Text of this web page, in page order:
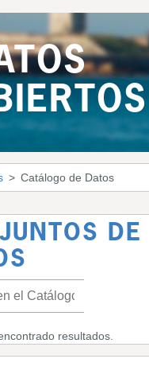
Catálogo de Datos
DE
resultados.